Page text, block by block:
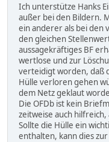
Ich unterstütze Hanks
außer bei den Bildern.
ein anderer als bei den
den gleichen
aussagekräftiges BF
wertlose und zur
verteidigt worden, daß
Hülle verloren gehen
dem Netz geklaut
Die OFDb ist kein
zeitweise auch
Sollte die Hülle ein
enthalten, kann dies